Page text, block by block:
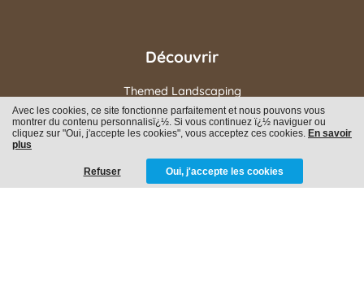
Découvrir
Themed Landscaping
Parcs à Thème & Événements
Intérieur
À propos de nous
Famille
Postes vacants
Contactez nous
Avec les cookies, ce site fonctionne parfaitement et nous pouvons vous
montrer du contenu personnalisï¿½. Si vous continuez ï¿½ naviguer ou
cliquez sur "Oui, j'accepte les cookies", vous acceptez ces cookies. En savoir
plus
Refuser Oui, j'accepte les cookies